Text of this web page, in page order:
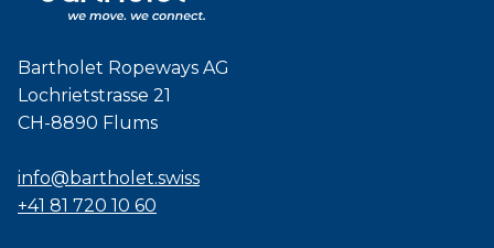
Bartholet Ropeways AG
Lochrietstrasse 21
CH-8890 Flums
info@bartholet.swiss
+41 81 720 10 60